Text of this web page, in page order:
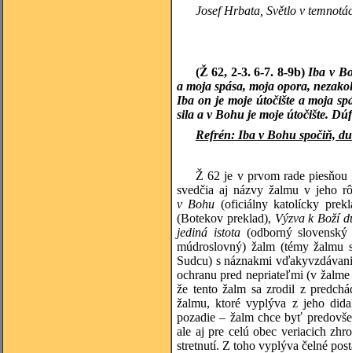
Josef Hrbata, Světlo v
(Ž 62, 2-3. 6-7. 8-9b) Iba v
a moja spása, moja opora,
Iba on je moje útočište a moja
sila a v Bohu je moje útočište.
Refrén: Iba v Bohu spočiň,
Ž 62 je v prvom rade
svedčia aj názvy žalmu v jeho
v Bohu (oficiálny katolícky
(Botekov preklad), Výzva k Boží
jediná istota (odborný
múdroslovný) žalm (témy žalmu
Sudcu) s náznakmi
ochranu pred nepriateľmi (v
že tento žalm sa zrodil z
žalmu, ktoré vyplýva z jeho
pozadie – žalm chce byť
ale aj pre celú obec veriacich
stretnutí. Z toho vyplýva čelné